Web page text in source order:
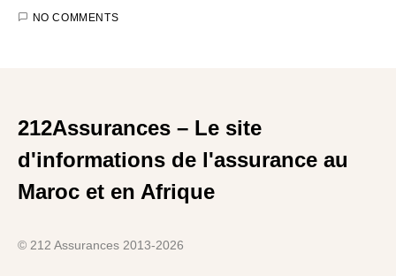
NO COMMENTS
212Assurances – Le site
d'informations de l'assurance au
Maroc et en Afrique
© 212 Assurances 2013-2026